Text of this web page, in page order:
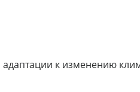
к изменению